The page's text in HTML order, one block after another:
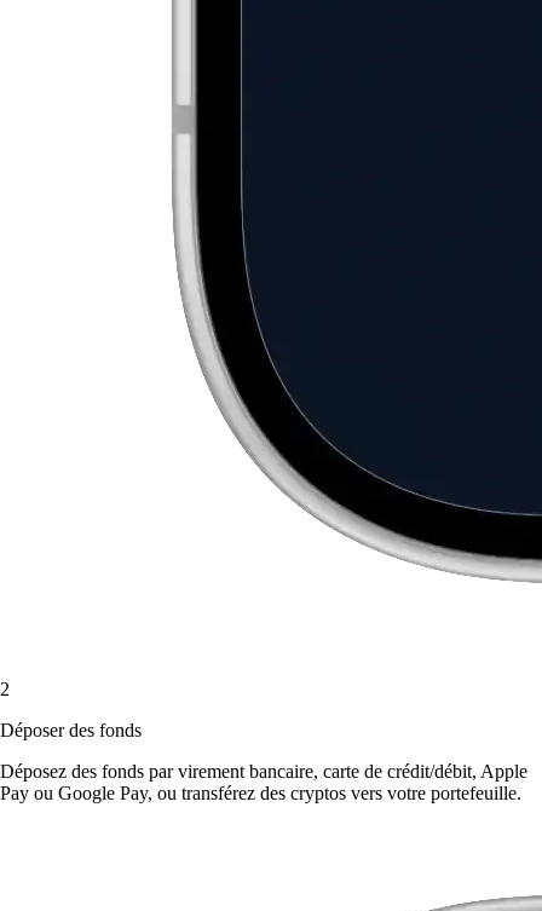
2
Déposer des fonds
Déposez des fonds par virement bancaire, carte de crédit/débit, Apple
Pay ou Google Pay, ou transférez des cryptos vers votre portefeuille.